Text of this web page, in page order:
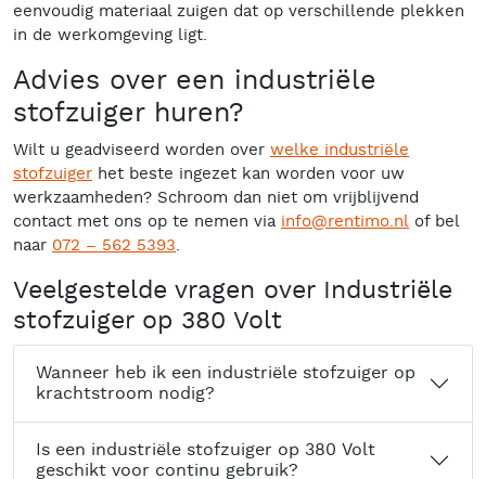
eenvoudig materiaal zuigen dat op verschillende plekken
in de werkomgeving ligt.
Advies over een industriële
stofzuiger huren?
Wilt u geadviseerd worden over welke industriële
stofzuiger het beste ingezet kan worden voor uw
werkzaamheden? Schroom dan niet om vrijblijvend
contact met ons op te nemen via info@rentimo.nl of bel
naar 072 – 562 5393.
Veelgestelde vragen over Industriële
stofzuiger op 380 Volt
Wanneer heb ik een industriële stofzuiger op
krachtstroom nodig?
Is een industriële stofzuiger op 380 Volt
geschikt voor continu gebruik?